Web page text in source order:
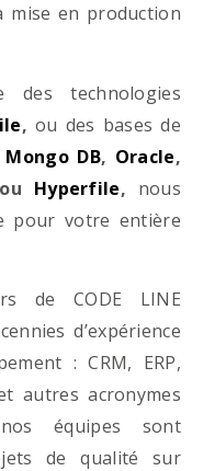
mise en production
des technologies
, ou des bases de
Mongo DB, Oracle,
ou Hyperfile, nous
pour votre entière
de CODE LINE
d’expérience
: CRM, ERP,
autres acronymes
équipes sont
de qualité sur